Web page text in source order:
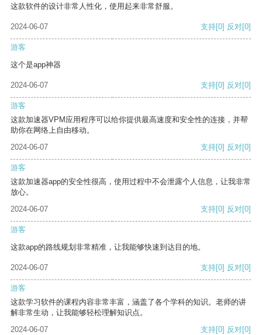
这款软件的设计非常人性化，使用起来非常舒服。
2024-06-07 支持[0] 反对[0]
游客
这个是app神器
2024-06-07 支持[0] 反对[0]
游客
这款加速器VPM应用程序可以给你提供最高速度和安全性的连接，并帮
助你在网络上自由移动。
2024-06-07
支持[0] 反对[0]
游客
这款加速器app的安全性很高，使用过程中不会泄露个人信息，让我非常
放心。
2024-06-07
支持[0] 反对[0]
游客
这款app的路线规划非常精准，让我能够快速到达目的地。
2024-06-07 支持[0] 反对[0]
游客
这款学习软件的课程内容非常丰富，涵盖了各个学科的知识。老师的讲
解非常生动，让我能够轻松理解知识点。
2024-06-07
支持[0] 反对[0]